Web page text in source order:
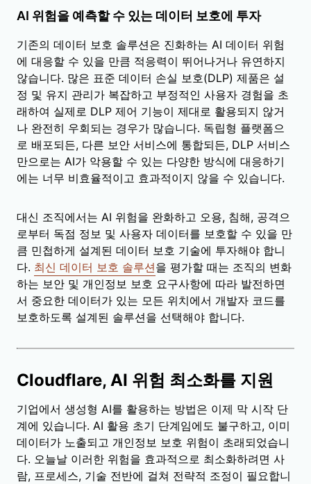
AI 위험을 예측할 수 있는 데이터 보호에 투자
기존의 데이터 보호 솔루션은 진화하는 AI 데이터 위험
에 대응할 수 있을 만큼 적응력이 뛰어나거나 유연하지
않습니다. 많은 표준 데이터 손실 보호(DLP) 제품은 설
정 및 유지 관리가 복잡하고 부정적인 사용자 경험을 초
래하여 실제로 DLP 제어 기능이 제대로 활용되지 않거
나 완전히 우회되는 경우가 많습니다. 독립형 플랫폼으
로 배포되든, 다른 보안 서비스에 통합되든, DLP 서비스
만으로는 AI가 악용할 수 있는 다양한 방식에 대응하기
에는 너무 비효율적이고 효과적이지 않을 수 있습니다.
대신 조직에서는 AI 위험을 완화하고 오용, 침해, 공격으
로부터 독점 정보 및 사용자 데이터를 보호할 수 있을 만
큼 민첩하게 설계된 데이터 보호 기술에 투자해야 합니
다. 최신 데이터 보호 솔루션을 평가할 때는 조직의 변화
하는 보안 및 개인정보 보호 요구사항에 따라 발전하면
서 중요한 데이터가 있는 모든 위치에서 개발자 코드를
보호하도록 설계된 솔루션을 선택해야 합니다.
Cloudflare, AI 위험 최소화를 지원
기업에서 생성형 AI를 활용하는 방법은 이제 막 시작 단
계에 있습니다. AI 활용 초기 단계임에도 불구하고, 이미
데이터가 노출되고 개인정보 보호 위험이 초래되었습니
다. 오늘날 이러한 위험을 효과적으로 최소화하려면 사
람, 프로세스, 기술 전반에 걸쳐 전략적 조정이 필요합니